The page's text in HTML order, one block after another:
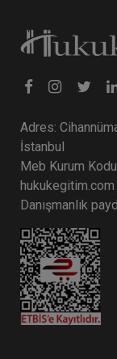
Adres:
İstanbul
Meb Kurum
Danışmanlık